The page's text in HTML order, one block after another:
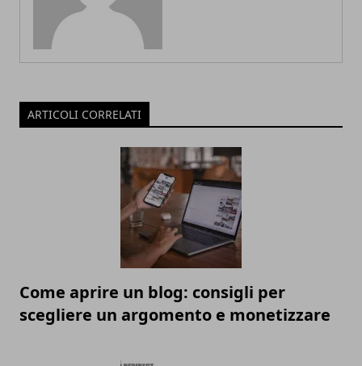
ARTICOLI CORRELATI
Come aprire un blog: consigli per
scegliere un argomento e monetizzare